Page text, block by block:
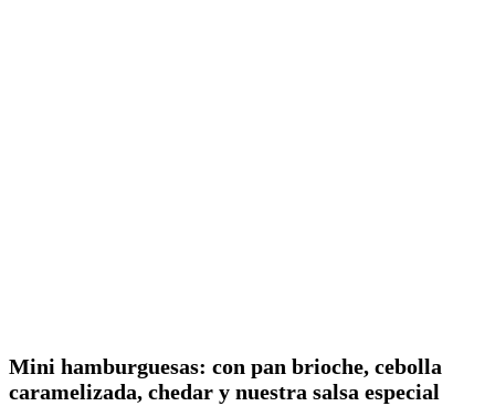
Mini hamburguesas: con pan brioche, cebolla
caramelizada, chedar y nuestra salsa especial